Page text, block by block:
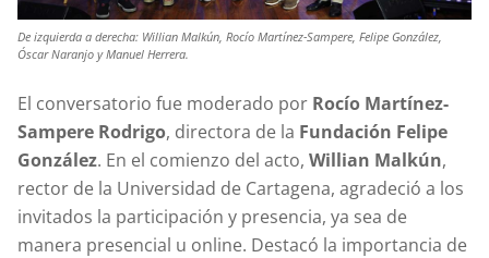
De izquierda a derecha: Willian Malkún, Rocío Martínez-Sampere, Felipe González,
Óscar Naranjo y Manuel Herrera.
El conversatorio fue moderado por Rocío Martínez-
Sampere Rodrigo, directora de la Fundación Felipe
González. En el comienzo del acto, Willian Malkún,
rector de la Universidad de Cartagena, agradeció a los
invitados la participación y presencia, ya sea de
manera presencial u online. Destacó la importancia de